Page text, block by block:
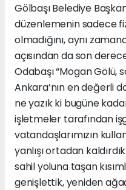
Gölbaşı Belediye
düzenlemenin sadece
olmadığını, aynı
açısından da son
Odabaşı “Mogan Gölü,
Ankara’nın en değerli
ne yazık ki bugüne
işletmeler tarafından
vatandaşlarımızın
yanlışı ortadan
sahil yoluna taşan
genişlettik, yeniden